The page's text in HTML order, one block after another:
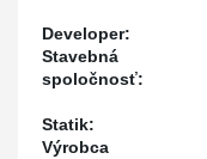
Developer:
Stavebná
spoločnosť:
Statik:
Výrobca